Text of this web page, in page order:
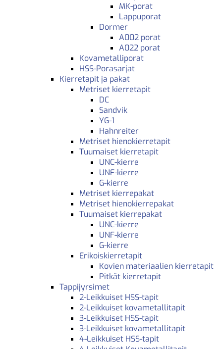
MK-porat
Lappuporat
Dormer
A002 porat
A022 porat
Kovametalliporat
HSS-Porasarjat
Kierretapit ja pakat
Metriset kierretapit
DC
Sandvik
YG-1
Hahnreiter
Metriset hienokierretapit
Tuumaiset kierretapit
UNC-kierre
UNF-kierre
G-kierre
Metriset kierrepakat
Metriset hienokierrepakat
Tuumaiset kierrepakat
UNC-kierre
UNF-kierre
G-kierre
Erikoiskierretapit
Kovien materiaalien kierretapit
Pitkät kierretapit
Tappijyrsimet
2-Leikkuiset HSS-tapit
2-Leikkuiset kovametallitapit
3-Leikkuiset HSS-tapit
3-Leikkuiset kovametallitapit
4-Leikkuiset HSS-tapit